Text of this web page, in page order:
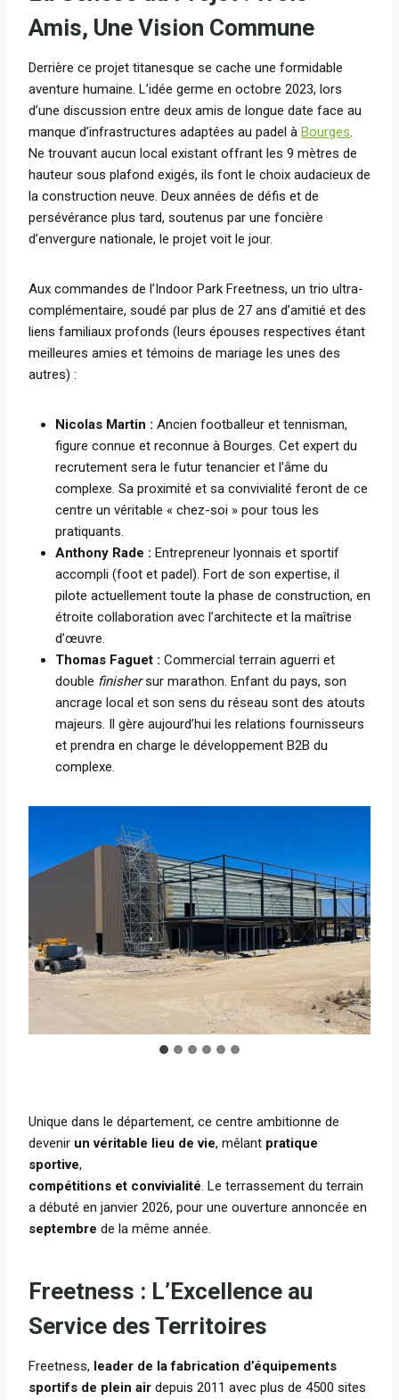
Amis, Une Vision Commune
Derrière ce projet titanesque se cache une formidable
aventure humaine. L’idée germe en octobre 2023, lors
d’une discussion entre deux amis de longue date face au
manque d’infrastructures adaptées au padel à Bourges.
Ne trouvant aucun local existant offrant les 9 mètres de
hauteur sous plafond exigés, ils font le choix audacieux de
la construction neuve. Deux années de défis et de
persévérance plus tard, soutenus par une foncière
d’envergure nationale, le projet voit le jour.
Aux commandes de l’Indoor Park Freetness, un trio ultra-
complémentaire, soudé par plus de 27 ans d’amitié et des
liens familiaux profonds (leurs épouses respectives étant
meilleures amies et témoins de mariage les unes des
autres) :
Nicolas Martin : Ancien footballeur et tennisman,
figure connue et reconnue à Bourges. Cet expert du
recrutement sera le futur tenancier et l’âme du
complexe. Sa proximité et sa convivialité feront de ce
centre un véritable « chez-soi » pour tous les
pratiquants.
Anthony Rade : Entrepreneur lyonnais et sportif
accompli (foot et padel). Fort de son expertise, il
pilote actuellement toute la phase de construction, en
étroite collaboration avec l’architecte et la maîtrise
d’œuvre.
Thomas Faguet : Commercial terrain aguerri et
double finishersur marathon. Enfant du pays, son
ancrage local et son sens du réseau sont des atouts
majeurs. Il gère aujourd’hui les relations fournisseurs
et prendra en charge le développement B2B du
complexe.
Unique dans le département, ce centre ambitionne de
devenir un véritable lieu de vie, mêlant pratique
sportive,
compétitions et convivialité. Le terrassement du terrain
a débuté en janvier 2026, pour une ouverture annoncée en
septembre de la même année.
Freetness : L’Excellence au
Service des Territoires
Freetness, leader de la fabrication d’équipements
sportifs de plein air depuis 2011 avec plus de 4500 sites